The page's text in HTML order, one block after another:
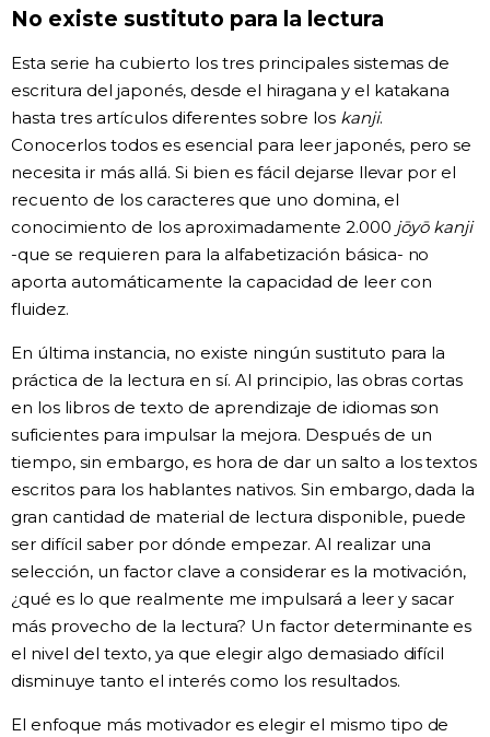
Gente
Blog
Tokio
Avisos
No existe sustituto para la lectura
Esta serie ha cubierto los tres principales sistemas de
escritura del japonés, desde el hiragana y el katakana
hasta tres artículos diferentes sobre los kanji.
Conocerlos todos es esencial para leer japonés, pero se
necesita ir más allá. Si bien es fácil dejarse llevar por el
recuento de los caracteres que uno domina, el
conocimiento de los aproximadamente 2.000 jōyō kanji
-que se requieren para la alfabetización básica- no
aporta automáticamente la capacidad de leer con
fluidez.
En última instancia, no existe ningún sustituto para la
práctica de la lectura en sí. Al principio, las obras cortas
en los libros de texto de aprendizaje de idiomas son
suficientes para impulsar la mejora. Después de un
tiempo, sin embargo, es hora de dar un salto a los textos
escritos para los hablantes nativos. Sin embargo, dada la
gran cantidad de material de lectura disponible, puede
ser difícil saber por dónde empezar. Al realizar una
selección, un factor clave a considerar es la motivación,
¿qué es lo que realmente me impulsará a leer y sacar
más provecho de la lectura? Un factor determinante es
el nivel del texto, ya que elegir algo demasiado difícil
disminuye tanto el interés como los resultados.
El enfoque más motivador es elegir el mismo tipo de